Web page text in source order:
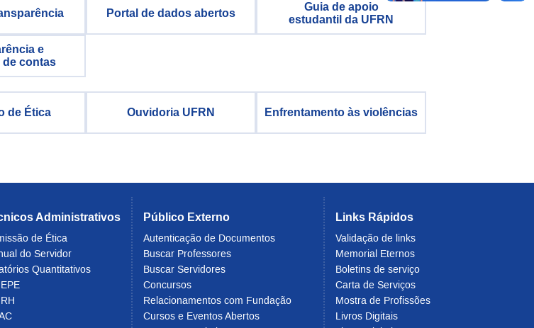
Portal de dados abertos
Guia de apoio
estudantil da UFRN
e
de contas
de Ética Ouvidoria UFRN Enfrentamento às violências
Administrativos
de Ética
do Servidor
Quantitativos
Público Externo
Autenticação de Documentos
Buscar Professores
Buscar Servidores
Concursos
Relacionamentos com Fundação
Cursos e Eventos Abertos
Links Rápidos
Validação de links
Memorial Eternos
Boletins de serviço
Carta de Serviços
Mostra de Profissões
Livros Digitais